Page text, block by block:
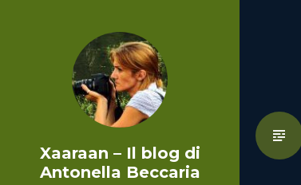
Xaaraan – Il blog di
Antonella Beccaria